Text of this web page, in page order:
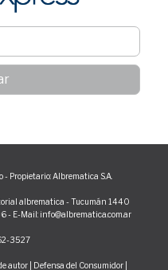
Propietario: Albrematica S.A.
albrematica - Tucumán 1440
- E-Mail: info@albrematica.com.ar
3527
autor Defensa del Consumidor